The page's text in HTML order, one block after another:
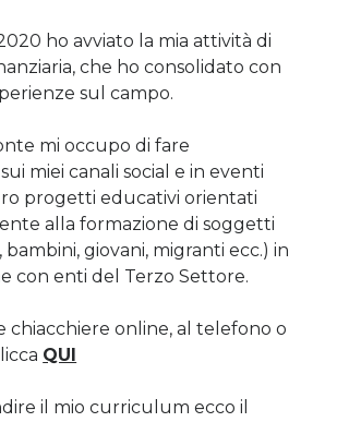
ho avviato la mia attività di
che ho consolidato con
sul campo.
mi occupo di fare
miei canali social e in eventi
progetti educativi orientati
alla formazione di soggetti
giovani, migranti ecc.) in
con enti del Terzo Settore.
chiacchiere online, al telefono o
QUI
il mio curriculum ecco il